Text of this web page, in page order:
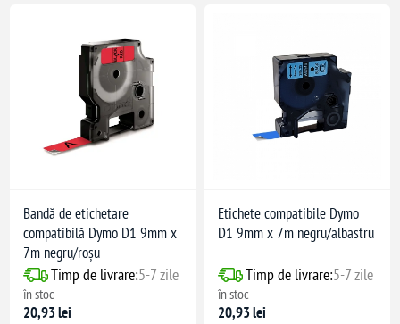
Bandă de etichetare
compatibilă Dymo D1 9mm x
7m negru/roșu
Timp de livrare:5-7 zile
în stoc
20,93 lei
Etichete compatibile Dymo
D1 9mm x 7m negru/albastru
Timp de livrare:5-7 zile
în stoc
20,93 lei